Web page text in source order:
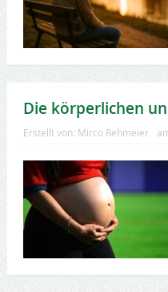
Die körperlichen
Erstellt von: Mirco Rehmeier